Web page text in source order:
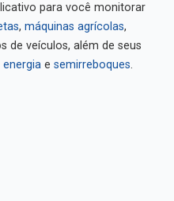
para você monitorar
, máquinas agrícolas,
de veículos, além de seus
e semirreboques.